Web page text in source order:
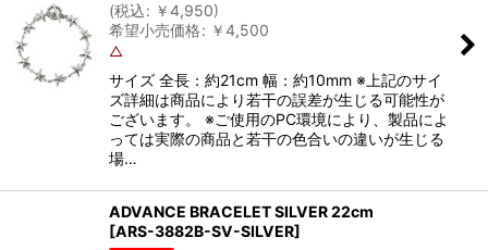
(税込: ￥4,950)
希望小売価格: ￥4,500
△
サイズ 全長：約21cm 幅：約10mm ※上記のサイ
ズ詳細は商品により若干の誤差が生じる可能性が
ございます。 ※ご使用のPC環境により、製品によ
っては実際の商品と若干の色合いの違いが生じる
場…
ADVANCE BRACELET SILVER 22cm
[ARS-3882B-SV-SILVER]